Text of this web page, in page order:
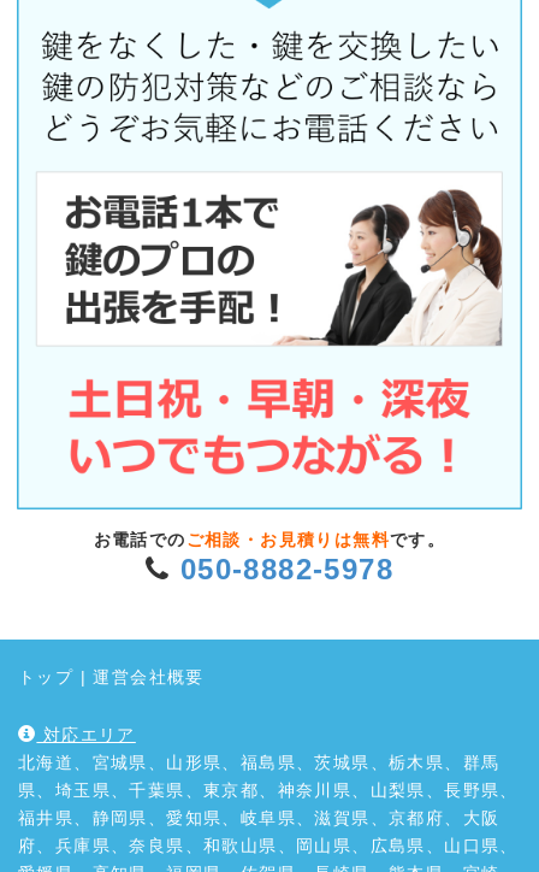
お電話での ご相談・お見積りは無料です。
050-8882-5978
トップ |運営会社概要
対応エリア
北海道、宮城県、山形県、福島県、茨城県、栃木県、群馬
県、埼玉県、千葉県、東京都、神奈川県、山梨県、長野県、
福井県、静岡県、愛知県、岐阜県、滋賀県、京都府、大阪
府、兵庫県、奈良県、和歌山県、岡山県、広島県、山口県、